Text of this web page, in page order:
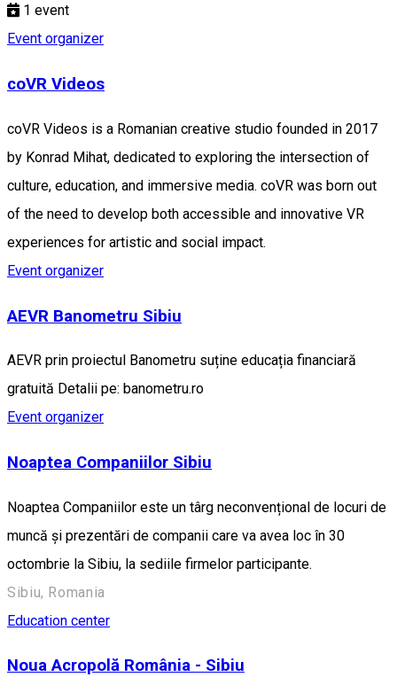
1 event
Event organizer
coVR Videos
coVR Videos is a Romanian creative studio founded in 2017
by Konrad Mihat, dedicated to exploring the intersection of
culture, education, and immersive media. coVR was born out
of the need to develop both accessible and innovative VR
experiences for artistic and social impact.
Event organizer
AEVR Banometru Sibiu
AEVR prin proiectul Banometru suține educația financiară
gratuită Detalii pe: banometru.ro
Event organizer
Noaptea Companiilor Sibiu
Noaptea Companiilor este un târg neconvențional de locuri de
muncă și prezentări de companii care va avea loc în 30
octombrie la Sibiu, la sediile firmelor participante.
Sibiu, Romania
Education center
Noua Acropolă România - Sibiu